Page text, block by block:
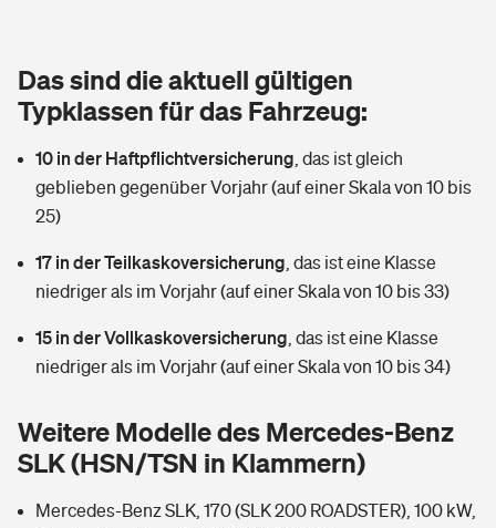
Rentenrechner: Wie viel Geld bekomme ich im Alter?
Wer versichert was: Jetzt Versicherer finden
Sie haben Fragen?
Vermieterrrechtsschutz
Mietkautionsversicherung
Restkreditversicherung
Zur Übersicht
Tools
Hochwasser-Check: Wie gefährdet ist Ihr Haus?
Wer versichert was: Jetzt Versicherer finden
Kinderunfall­ver­si­che­rung
Reiseversicherung
Handyversicherung
Private Cyberversicherung
Musikinstrumentenversicherung
Tierkrankenversicherung
Zur Übersicht
Sie haben Fragen?
Rentenrechner: Wie viel Geld bekomme ich im Alter?
Das sind die aktuell gültigen
Typklassen für das Fahrzeug:
10 in der Haftpflichtversicherung das ist gleich
geblieben gegenüber Vorjahr (auf einer Skala von 10 bis
25)
17 in der Teilkaskoversicherung das ist eine Klasse
niedriger als im Vorjahr (auf einer Skala von 10 bis 33)
15 in der Vollkaskoversicherung das ist eine Klasse
niedriger als im Vorjahr (auf einer Skala von 10 bis 34)
Weitere Modelle des Mercedes-Benz
SLK (HSN/TSN in Klammern)
Mercedes-Benz SLK, 170 (SLK 200 ROADSTER), 100 kW,